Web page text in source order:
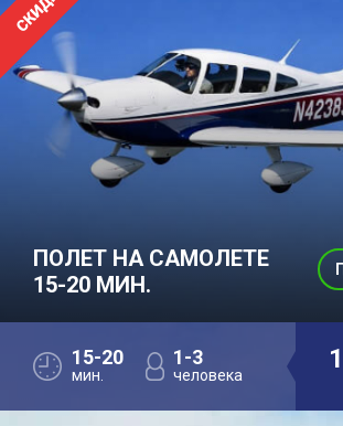
ПОЛЕТ НА САМОЛЕТЕ
15-20 МИН.
15-20
мин.
1-3
человека